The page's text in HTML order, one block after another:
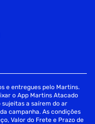
e entregues pelo Martins.
o App Martins Atacado
a saírem do ar
campanha. As condições
Valor do Frete e Prazo de